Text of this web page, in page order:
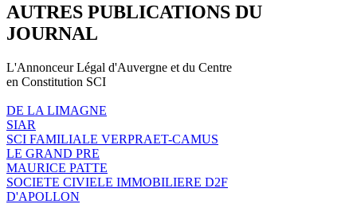
AUTRES PUBLICATIONS DU
JOURNAL
L'Annonceur Légal d'Auvergne et du Centre
en Constitution SCI
DE LA LIMAGNE
SIAR
SCI FAMILIALE VERPRAET-CAMUS
LE GRAND PRE
MAURICE PATTE
SOCIETE CIVIELE IMMOBILIERE D2F
D'APOLLON